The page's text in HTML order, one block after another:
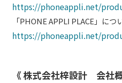
https://phoneappli.net/
「PHONE APPLI PLACE」につ
https://phoneappli.net/
《 株式会社梓設計 会社概